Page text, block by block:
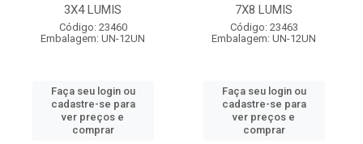
3X4 LUMIS
Código: 23460
Embalagem: UN-12UN
Faça seu login ou
cadastre-se para
ver preços e
comprar
7X8 LUMIS
Código: 23463
Embalagem: UN-12UN
Faça seu login ou
cadastre-se para
ver preços e
comprar